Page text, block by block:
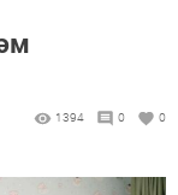
1394 0 0